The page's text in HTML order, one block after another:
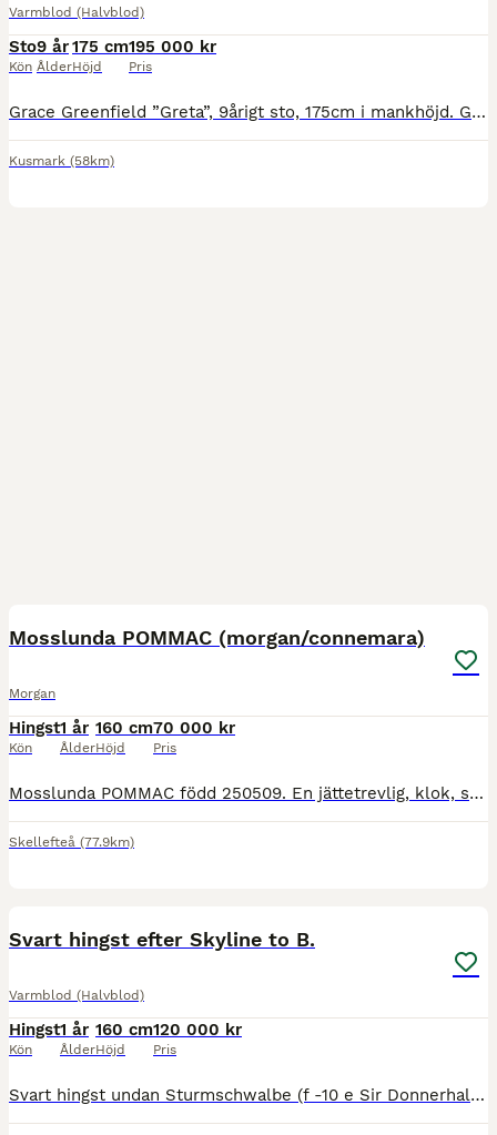
Varmblod (Halvblod)
Sto
Kön
9 år
Ålder
175 cm
Höjd
195 000 kr
Pris
Grace Greenfield ”Greta”, 9årigt sto, 175cm i mankhöjd. Glad och positiv som älskar att arbeta! Pigg med egen motor utan att bli het, lätt för hjälperna både hand och skänkel. Otroligt lättriden. Debu
Kusmark (58km)
Mosslunda POMMAC (morgan/connemara)
Morgan
Hingst
Kön
1 år
Ålder
160 cm
Höjd
70 000 kr
Pris
Mosslunda POMMAC född 250509. En jättetrevlig, klok, social och lyhörd åring. Blir ca 160cm. Gått i mindre flock men även i egen hage. Stått i box nattetid under vintern. Löslongerad med gott resulta
Skellefteå (77.9km)
Svart hingst efter Skyline to B.
Varmblod (Halvblod)
Hingst
Kön
1 år
Ålder
160 cm
Höjd
120 000 kr
Pris
Svart hingst undan Sturmschwalbe (f -10 e Sir Donnerhall I-De Niro-Camelot. Efter Skyline to B. Stirling är en trevlig individ med det lilla extra! Han har tre jämna och fina taktmässiga gångarter.